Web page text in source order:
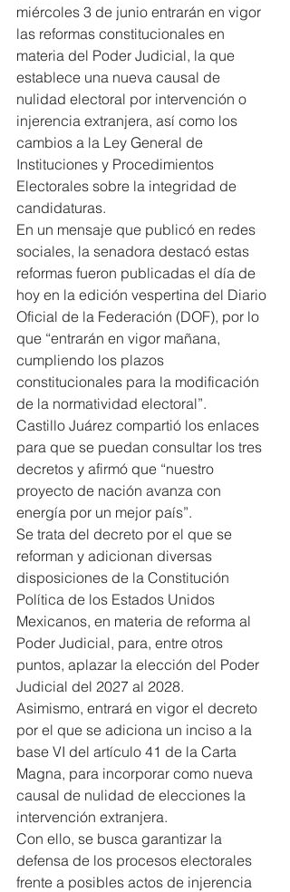
miércoles 3 de junio entrarán en vigor
las reformas constitucionales en
materia del Poder Judicial, la que
establece una nueva causal de
nulidad electoral por intervención o
injerencia extranjera, así como los
cambios a la Ley General de
Instituciones y Procedimientos
Electorales sobre la integridad de
candidaturas.
En un mensaje que publicó en redes
sociales, la senadora destacó estas
reformas fueron publicadas el día de
hoy en la edición vespertina del Diario
Oficial de la Federación (DOF), por lo
que “entrarán en vigor mañana,
cumpliendo los plazos
constitucionales para la modificación
de la normatividad electoral”.
Castillo Juárez compartió los enlaces
para que se puedan consultar los tres
decretos y afirmó que “nuestro
proyecto de nación avanza con
energía por un mejor país”.
Se trata del decreto por el que se
reforman y adicionan diversas
disposiciones de la Constitución
Política de los Estados Unidos
Mexicanos, en materia de reforma al
Poder Judicial, para, entre otros
puntos, aplazar la elección del Poder
Judicial del 2027 al 2028.
Asimismo, entrará en vigor el decreto
por el que se adiciona un inciso a la
base VI del artículo 41 de la Carta
Magna, para incorporar como nueva
causal de nulidad de elecciones la
intervención extranjera.
Con ello, se busca garantizar la
defensa de los procesos electorales
frente a posibles actos de injerencia